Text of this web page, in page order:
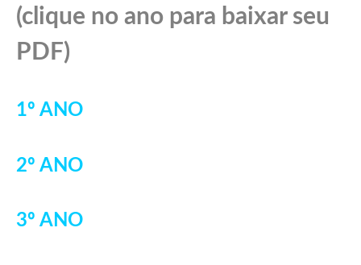
(clique no ano para baixar seu
PDF)
1º ANO
2º ANO
3º ANO